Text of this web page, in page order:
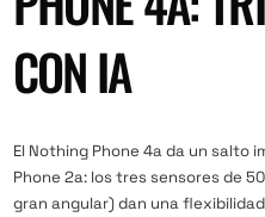
CON IA
El Nothing Phone 4a da un salto
Phone 2a: los tres sensores de
gran angular) dan una